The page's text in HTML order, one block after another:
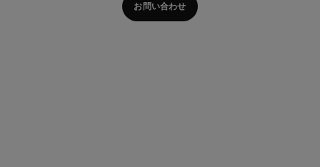
お問い合わせ